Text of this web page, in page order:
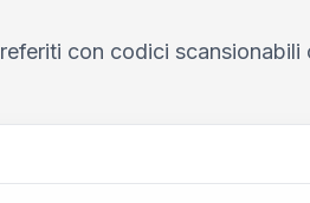
con codici scansionabili